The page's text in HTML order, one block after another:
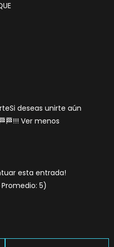
Si deseas unirte aún
Ver menos
esta entrada!
5)